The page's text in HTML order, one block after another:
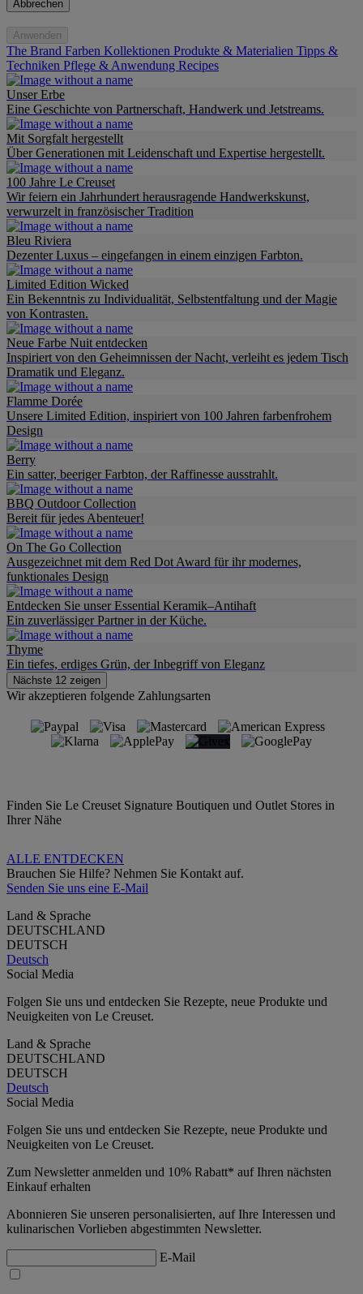
Abbrechen
Anwenden
The Brand Farben Kollektionen Produkte & Materialien Tipps &
Techniken Pflege & Anwendung Recipes
Unser Erbe
Eine Geschichte von Partnerschaft, Handwerk und Jetstreams.
Mit Sorgfalt hergestellt
Über Generationen mit Leidenschaft und Expertise hergestellt.
100 Jahre Le Creuset
Wir feiern ein Jahrhundert herausragende Handwerkskunst,
verwurzelt in französischer Tradition
Bleu Riviera
Dezenter Luxus – eingefangen in einem einzigen Farbton.
Limited Edition Wicked
Ein Bekenntnis zu Individualität, Selbstentfaltung und der Magie
von Kontrasten.
Neue Farbe Nuit entdecken
Inspiriert von den Geheimnissen der Nacht, verleiht es jedem Tisch
Dramatik und Eleganz.
Flamme Dorée
Unsere Limited Edition, inspiriert von 100 Jahren farbenfrohem
Design
Berry
Ein satter, beeriger Farbton, der Raffinesse ausstrahlt.
BBQ Outdoor Collection
Bereit für jedes Abenteuer!
On The Go Collection
Ausgezeichnet mit dem Red Dot Award für ihr modernes,
funktionales Design
Entdecken Sie unser Essential Keramik–Antihaft
Ein zuverlässiger Partner in der Küche.
Thyme
Ein tiefes, erdiges Grün, der Inbegriff von Eleganz
Nächste 12 zeigen
Wir akzeptieren folgende Zahlungsarten
Finden Sie Le Creuset Signature Boutiquen und Outlet Stores in
Ihrer Nähe
ALLE ENTDECKEN
Brauchen Sie Hilfe? Nehmen Sie Kontakt auf.
Senden Sie uns eine E-Mail
Land & Sprache
DEUTSCHLAND
DEUTSCH
Deutsch
Social Media
Folgen Sie uns und entdecken Sie Rezepte, neue Produkte und
Neuigkeiten von Le Creuset.
Land & Sprache
DEUTSCHLAND
DEUTSCH
Deutsch
Social Media
Folgen Sie uns und entdecken Sie Rezepte, neue Produkte und
Neuigkeiten von Le Creuset.
Zum Newsletter anmelden und 10% Rabatt* auf Ihren nächsten
Einkauf erhalten
Abonnieren Sie unseren personalisierten, auf Ihre Interessen und
kulinarischen Vorlieben abgestimmten Newsletter.
E-Mail